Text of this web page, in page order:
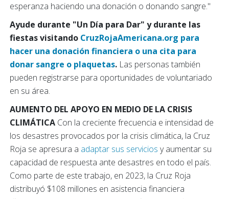
esperanza haciendo una donación o donando sangre."
Ayude durante "Un Día para Dar" y durante las
fiestas visitando CruzRojaAmericana.org para
hacer una donación financiera o una cita para
donar sangre o plaquetas. Las personas también
pueden registrarse para oportunidades de voluntariado
en su área.
AUMENTO DEL APOYO EN MEDIO DE LA CRISIS
CLIMÁTICA Con la creciente frecuencia e intensidad de
los desastres provocados por la crisis climática, la Cruz
Roja se apresura a adaptar sus servicios y aumentar su
capacidad de respuesta ante desastres en todo el país.
Como parte de este trabajo, en 2023, la Cruz Roja
distribuyó $108 millones en asistencia financiera